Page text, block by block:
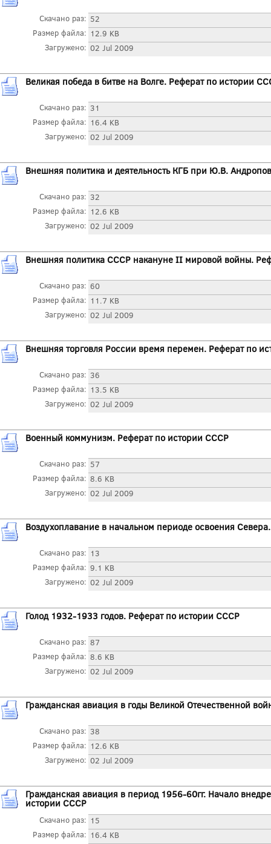
Скачано раз: 52
Размер файла: 12.9 KB
Загружено: 02 Jul 2009
Великая победа в битве на Волге. Реферат по истории
Скачано раз: 31
Размер файла: 16.4 KB
Загружено: 02 Jul 2009
Внешняя политика и деятельность КГБ при Ю.В.
Скачано раз: 32
Размер файла: 12.6 KB
Загружено: 02 Jul 2009
Внешняя политика СССР накануне II мировой войны.
Скачано раз: 60
Размер файла: 11.7 KB
Загружено: 02 Jul 2009
Внешняя торговля России время перемен. Реферат по
Скачано раз: 36
Размер файла: 13.5 KB
Загружено: 02 Jul 2009
Военный коммунизм. Реферат по истории СССР
Скачано раз: 57
Размер файла: 8.6 KB
Загружено: 02 Jul 2009
Воздухоплавание в начальном периоде освоения
Скачано раз: 13
Размер файла: 9.1 KB
Загружено: 02 Jul 2009
Голод 1932-1933 годов. Реферат по истории СССР
Скачано раз: 87
Размер файла: 8.6 KB
Загружено: 02 Jul 2009
Гражданская авиация в годы Великой Отечественной
Скачано раз: 38
Размер файла: 12.6 KB
Загружено: 02 Jul 2009
Гражданская авиация в период 1956-60гг. Начало
истории СССР
Скачано раз: 15
Размер файла: 16.4 KB